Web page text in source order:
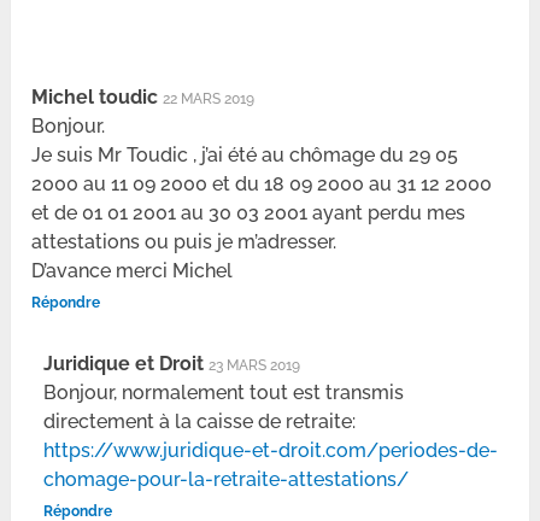
Michel toudic 22 MARS 2019
Bonjour.
Je suis Mr Toudic , j’ai été au chômage du 29 05
2000 au 11 09 2000 et du 18 09 2000 au 31 12 2000
et de 01 01 2001 au 30 03 2001 ayant perdu mes
attestations ou puis je m’adresser.
D’avance merci Michel
Répondre
Juridique et Droit 23 MARS 2019
Bonjour, normalement tout est transmis
directement à la caisse de retraite:
https://www.juridique-et-droit.com/periodes-de-
chomage-pour-la-retraite-attestations/
Répondre